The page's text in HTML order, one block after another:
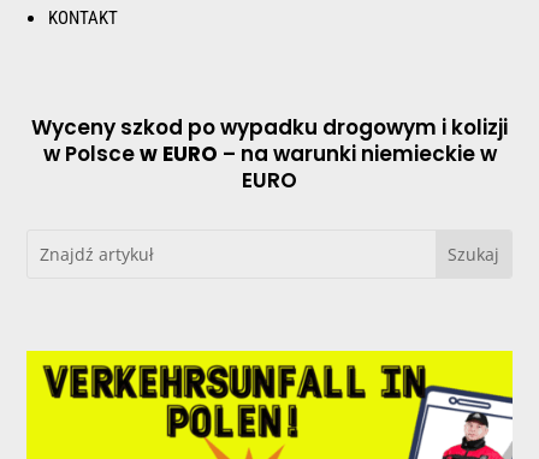
KONTAKT
Wyceny szkod po wypadku drogowym i kolizji
w Polscew EURO – na warunki niemieckie w
EURO